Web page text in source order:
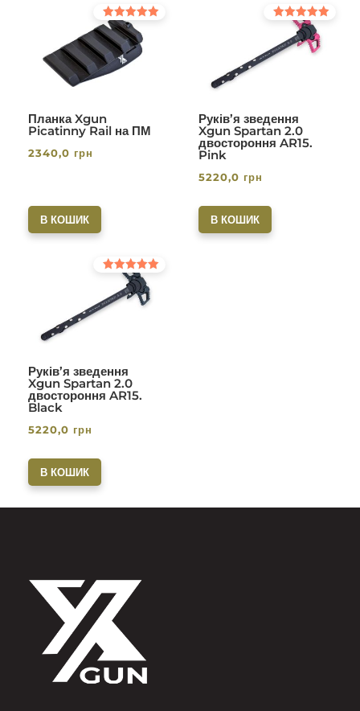
Планка Xgun
Picatinny Rail на ПМ
Оцінено в
5.00
з 5
2340,0 грн
В КОШИК
Руків’я зведення
Xgun Spartan 2.0
двостороння AR15.
Pink
Оцінено в
з 5
5220,0 грн
В КОШИК
Руків’я зведення
Xgun Spartan 2.0
двостороння AR15.
Black
Оцінено в
з 5
5220,0 грн
В КОШИК